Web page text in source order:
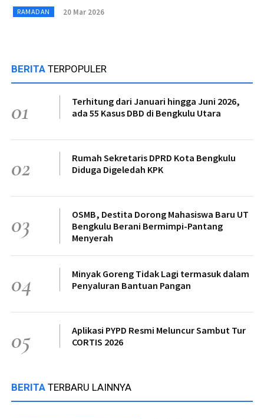
RAMADAN 20 Mar 2026
BERITA TERPOPULER
01
Terhitung dari Januari hingga Juni 2026,
ada 55 Kasus DBD di Bengkulu Utara
02
Rumah Sekretaris DPRD Kota Bengkulu
Diduga Digeledah KPK
03
OSMB, Destita Dorong Mahasiswa Baru UT
Bengkulu Berani Bermimpi-Pantang
Menyerah
04
Minyak Goreng Tidak Lagi termasuk dalam
Penyaluran Bantuan Pangan
05
Aplikasi PYPD Resmi Meluncur Sambut Tur
CORTIS 2026
BERITA TERBARU LAINNYA